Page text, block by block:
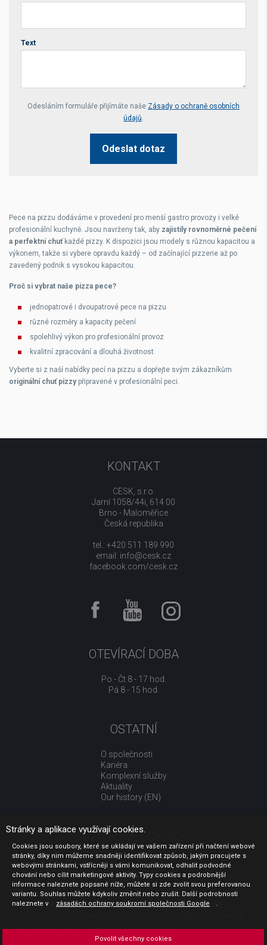
Text
Your website *
Odesláním formuláře přijímáte naše Zásady o ochraně osobních
údajů.
Odeslat dotaz
Pece na pizzu dodáváme v provedení pro menší gastro provozy i velké
profesionální kuchyně. Jsou navrženy tak, aby zajistily rovnoměrné pečení
a perfektní chuťkaždé pizzy. K dispozici jsou modely s různou kapacitou a
výkonem, takže si vybere opravdu každý – od začínající pizzerie až po
zavedený podnik s vysokou kapacitou.
Proč si vybrat naše pizza pece?
jednopatrové i dvoupatrové pece na pizzu
různé rozměry a kapacity pečení
spolehlivý výkon pro profesionální provoz
kvalitní zpracování a dlouhá životnost
Vyberte si z naší nabídky pecí na pizzu a dopřejte svým zákazníkům
originální chuť pizzy připravené v profesionální peci.
KONTAKT
CESK, s.r.o.
Jarní 1058/44i, 614 00
Brno - Maloměřice
Česká republika
tel.: +420 511 189 990
email: info@cesk.cz
facebook.com/cesk.cz
OTEVÍRACÍ DOBA
Po - Čt 8 - 17 hod.
Pá 8 - 15 hod.
OSTATNÍ
O společnosti
Kariéra
Komplexní služby
Aktuality
Our history (EN)
UŽITEČNÉ ODKAZY
Jak nakupovat
Obchodní podmínky
GDPR - ochrana osobních údajů
Profil zadavatele
Sdělení před uzavřením kupní smlouvy pro spotřebitele
Stránky a aplikace využívají cookies.
Cookies jsou soubory, které se ukládají ve vašem zařízení při načtení webové
stránky, díky nim můžeme snadněji identifikovat způsob, jakým pracujete s
webovými stránkami, vstřícněji s vámi komunikovat, odhalit podvodné
chování nebo cílit marketingové aktivity. Typy cookies a podrobnější
informace naleznete popsané níže, můžete si zde zvolit svou preferovanou
variantu. Souhlas můžete kdykoliv změnit nebo zrušit. Další podrobnosti
naleznete v
zásadách ochrany soukromí společnosti Google .
Povolit všechny cookies